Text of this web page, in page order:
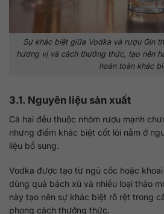
Sự khác biệt giữa Vodka và rượu Gin
hương vị và cách thưởng thức, tạo nên
hoàn toàn khác
3.1. Nguyên liệu sản xuất
Cả hai đều thuộc nhóm rượu mạnh
nhưng điểm khác biệt cốt lõi nằm ở
liệu bổ sung.
Vodka được tạo từ ngũ cốc hoặc
dùng quả bách xù và nhiều loại thảo
này tạo nên sự khác biệt rõ rệt trong
phong cách thưởng thức.